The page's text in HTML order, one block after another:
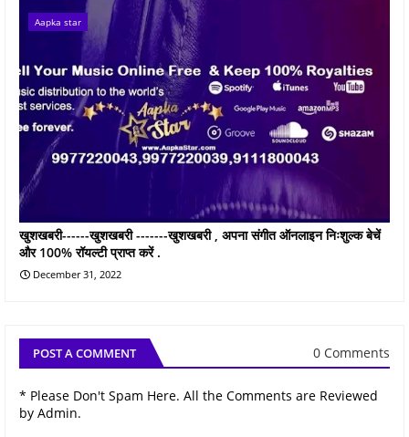
Aapka star
खुशखबरी------खुशखबरी -------खुशखबरी , अपना संगीत ऑनलाइन निःशुल्क बेचें
और 100% रॉयल्टी प्राप्त करें .
December 31, 2022
POST A COMMENT 0 Comments
* Please Don't Spam Here. All the Comments are Reviewed
by Admin.